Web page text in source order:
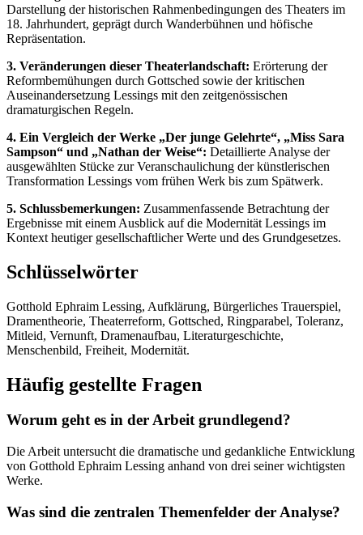
Darstellung der historischen Rahmenbedingungen des Theaters im
18. Jahrhundert, geprägt durch Wanderbühnen und höfische
Repräsentation.
3. Veränderungen dieser Theaterlandschaft: Erörterung der
Reformbemühungen durch Gottsched sowie der kritischen
Auseinandersetzung Lessings mit den zeitgenössischen
dramaturgischen Regeln.
4. Ein Vergleich der Werke „Der junge Gelehrte“, „Miss Sara
Sampson“ und „Nathan der Weise“: Detaillierte Analyse der
ausgewählten Stücke zur Veranschaulichung der künstlerischen
Transformation Lessings vom frühen Werk bis zum Spätwerk.
5. Schlussbemerkungen: Zusammenfassende Betrachtung der
Ergebnisse mit einem Ausblick auf die Modernität Lessings im
Kontext heutiger gesellschaftlicher Werte und des Grundgesetzes.
Schlüsselwörter
Gotthold Ephraim Lessing, Aufklärung, Bürgerliches Trauerspiel,
Dramentheorie, Theaterreform, Gottsched, Ringparabel, Toleranz,
Mitleid, Vernunft, Dramenaufbau, Literaturgeschichte,
Menschenbild, Freiheit, Modernität.
Häufig gestellte Fragen
Worum geht es in der Arbeit grundlegend?
Die Arbeit untersucht die dramatische und gedankliche Entwicklung
von Gotthold Ephraim Lessing anhand von drei seiner wichtigsten
Werke.
Was sind die zentralen Themenfelder der Analyse?